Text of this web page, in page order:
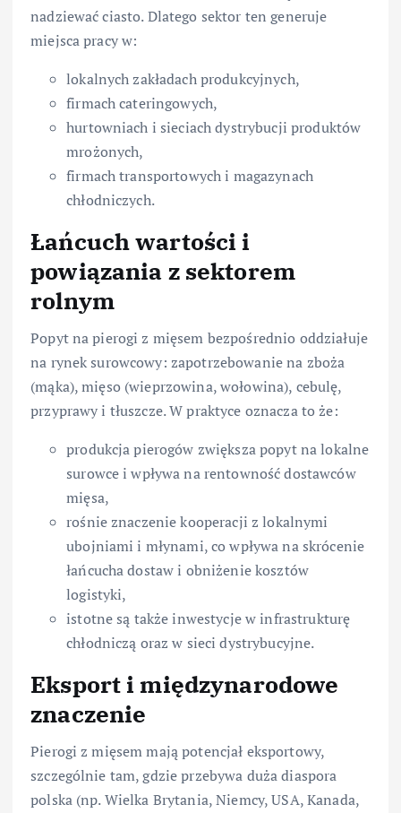
nadziewać ciasto. Dlatego sektor ten generuje
miejsca pracy w:
lokalnych zakładach produkcyjnych,
firmach cateringowych,
hurtowniach i sieciach dystrybucji produktów
mrożonych,
firmach transportowych i magazynach
chłodniczych.
Łańcuch wartości i
powiązania z sektorem
rolnym
Popyt na pierogi z mięsem bezpośrednio oddziałuje
na rynek surowcowy: zapotrzebowanie na zboża
(mąka), mięso (wieprzowina, wołowina), cebulę,
przyprawy i tłuszcze. W praktyce oznacza to że:
produkcja pierogów zwiększa popyt na lokalne
surowce i wpływa na rentowność dostawców
mięsa,
rośnie znaczenie kooperacji z lokalnymi
ubojniami i młynami, co wpływa na skrócenie
łańcucha dostaw i obniżenie kosztów
logistyki,
istotne są także inwestycje w infrastrukturę
chłodniczą oraz w sieci dystrybucyjne.
Eksport i międzynarodowe
znaczenie
Pierogi z mięsem mają potencjał eksportowy,
szczególnie tam, gdzie przebywa duża diaspora
polska (np. Wielka Brytania, Niemcy, USA, Kanada,